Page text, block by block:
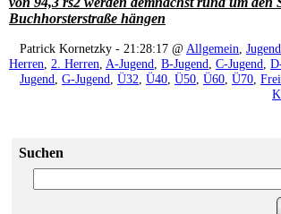
Buchhorsterstraße hängen
Patrick Kornetzky - 21:28:17 @ Allgemein Jugend
Herren
2. Herren A-Jugend B-Jugend C-Jugend
Jugend G-Jugend Ü32 Ü40 Ü50 Ü60 Ü70
Suchen